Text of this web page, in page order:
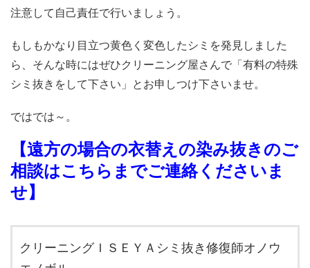
注意して自己責任で行いましょう。
もしもかなり目立つ黄色く変色したシミを発見しました
ら、そんな時にはぜひクリーニング屋さんで「有料の特殊
シミ抜きをして下さい」とお申しつけ下さいませ。
ではでは～。
【遠方の場合の衣替えの染み抜きのご
相談はこちらまでご連絡くださいま
せ】
クリーニングＩＳＥＹＡシミ抜き修復師オノウ